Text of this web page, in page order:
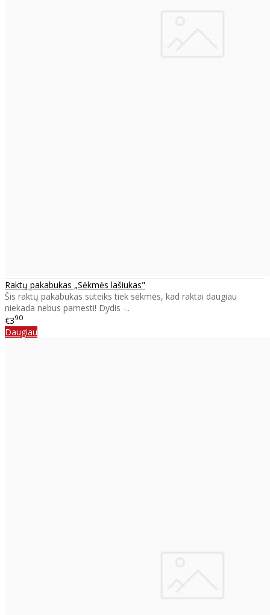
Raktų pakabukas „Sėkmės lašiukas"
Šis raktų pakabukas suteiks tiek sėkmės, kad raktai daugiau
niekada nebus pamesti! Dydis -..
€390
Daugiau